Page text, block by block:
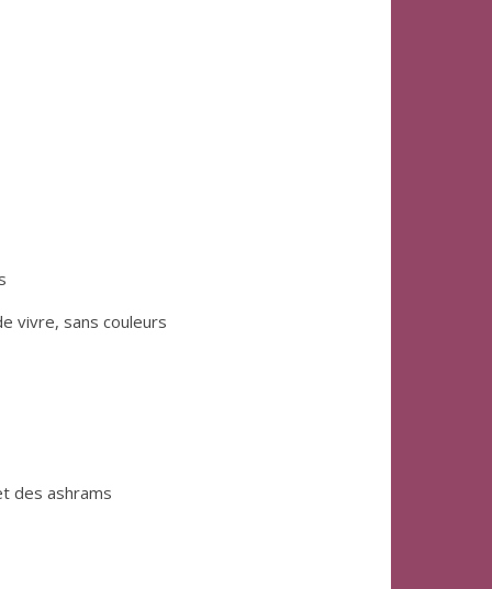
vivre, sans couleurs
des ashrams